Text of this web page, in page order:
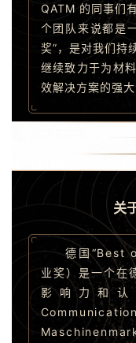
QATM 的同事们
个团队来说都是
奖”，是对我们持
继续致力于为材
效解决方案的强大
关
德国“Best
业奖）是一个在
影响力和认